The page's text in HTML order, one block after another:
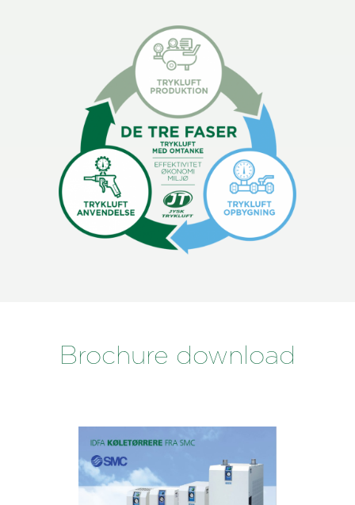
Brochure download